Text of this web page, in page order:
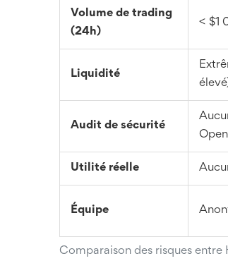
Comparaison des risques
Volume de trading
(24h)
< $1
Liquidité
Audit de sécurité
Utilité réelle
Équipe